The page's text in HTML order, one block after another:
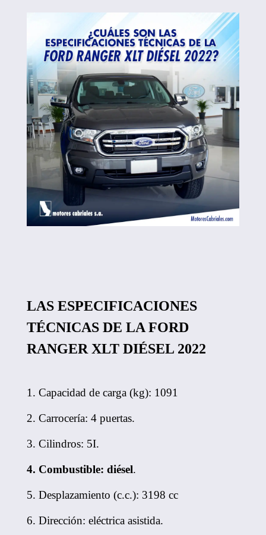
LAS ESPECIFICACIONES
TÉCNICAS DE LA FORD
RANGER XLT DIÉSEL 2022
1. Capacidad de carga (kg): 1091
2. Carrocería: 4 puertas.
3. Cilindros: 5I.
4. Combustible: diésel.
5. Desplazamiento (c.c.): 3198 cc
6. Dirección: eléctrica asistida.